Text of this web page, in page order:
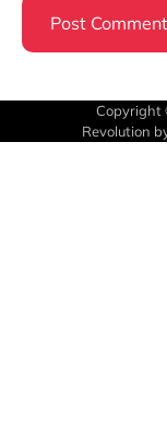
Copyright
Revolution